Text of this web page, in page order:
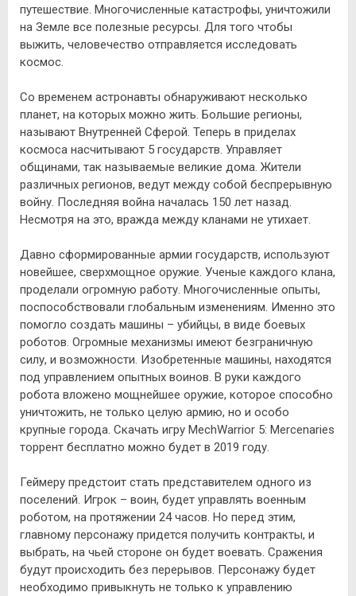
путешествие. Многочисленные катастрофы, уничтожили
на Земле все полезные ресурсы. Для того чтобы
выжить, человечество отправляется исследовать
космос.
Со временем астронавты обнаруживают несколько
планет, на которых можно жить. Большие регионы,
называют Внутренней Сферой. Теперь в приделах
космоса насчитывают 5 государств. Управляет
общинами, так называемые великие дома. Жители
различных регионов, ведут между собой беспрерывную
войну. Последняя война началась 150 лет назад.
Несмотря на это, вражда между кланами не утихает.
Давно сформированные армии государств, используют
новейшее, сверхмощное оружие. Ученые каждого клана,
проделали огромную работу. Многочисленные опыты,
поспособствовали глобальным изменениям. Именно это
помогло создать машины – убийцы, в виде боевых
роботов. Огромные механизмы имеют безграничную
силу, и возможности. Изобретенные машины, находятся
под управлением опытных воинов. В руки каждого
робота вложено мощнейшее оружие, которое способно
уничтожить, не только целую армию, но и особо
крупные города. Скачать игру MechWarrior 5: Mercenaries
торрент бесплатно можно будет в 2019 году.
Геймеру предстоит стать представителем одного из
поселений. Игрок – воин, будет управлять военным
роботом, на протяжении 24 часов. Но перед этим,
главному персонажу придется получить контракты, и
выбрать, на чьей стороне он будет воевать. Сражения
будут происходить без перерывов. Персонажу будет
необходимо привыкнуть не только к управлению